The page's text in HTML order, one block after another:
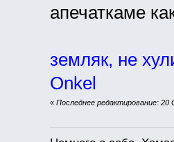
апечаткаме
земляк, не
Onkel
« Последнее редактирование: